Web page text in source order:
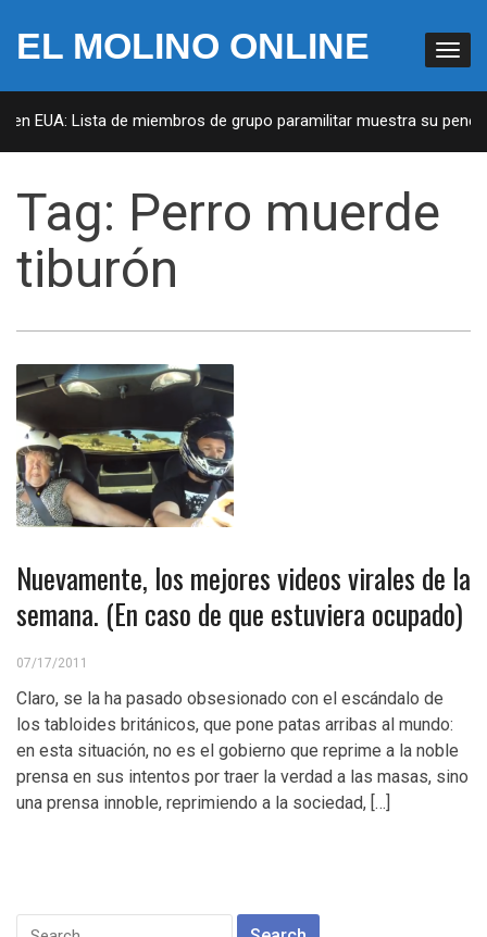
EL MOLINO ONLINE
EUA: Lista de miembros de grupo paramilitar muestra su
Tag: Perro muerde
tiburón
Nuevamente, los mejores videos virales de la
semana. (En caso de que estuviera ocupado)
07/17/2011
Claro, se la ha pasado obsesionado con el escándalo de
los tabloides británicos, que pone patas arribas al mundo:
en esta situación, no es el gobierno que reprime a la noble
prensa en sus intentos por traer la verdad a las masas, sino
una prensa innoble, reprimiendo a la sociedad, […]
Search